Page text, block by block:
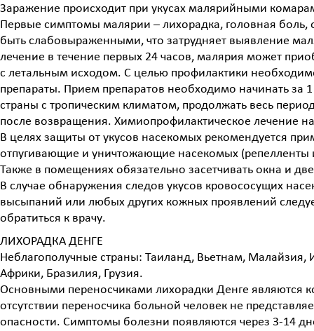
Заражение происходит при укусах малярийными
Первые симптомы малярии – лихорадка, головная боль,
быть слабовыраженными, что затрудняет выявление
лечение в течение первых 24 часов, малярия может
с летальным исходом. С целью профилактики
препараты. Прием препаратов необходимо начинать за
страны с тропическим климатом, продолжать весь
после возвращения. Химиопрофилактическое лечение
В целях защиты от укусов насекомых рекомендуется
отпугивающие и уничтожающие насекомых (репелленты
Также в помещениях обязательно засетчивать окна и
В случае обнаружения следов укусов кровососущих
высыпаний или любых других кожных проявлений
обратиться к врачу.
ЛИХОРАДКА ДЕНГЕ
Неблагополучные страны: Таиланд, Вьетнам, Малайзия,
Африки, Бразилия, Грузия.
Основными переносчиками лихорадки Денге являются
отсутствии переносчика больной человек не
опасности. Симптомы болезни появляются через 3-14